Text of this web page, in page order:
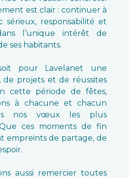
est clair : continuer à
sérieux, responsabilité et
l’unique intérêt de
ses habitants.
pour Lavelanet une
de projets et de réussites
cette période de fêtes,
à chacune et chacun
nos vœux les plus
ces moments de fin
empreints de partage, de
aussi remercier toutes